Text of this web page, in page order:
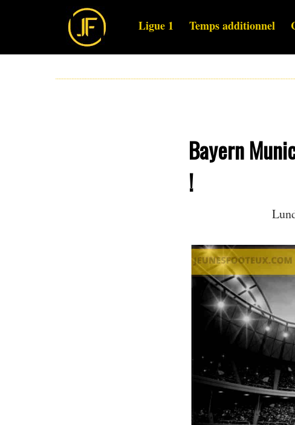
Ligue 1 Temps additionnel
Bayern
!